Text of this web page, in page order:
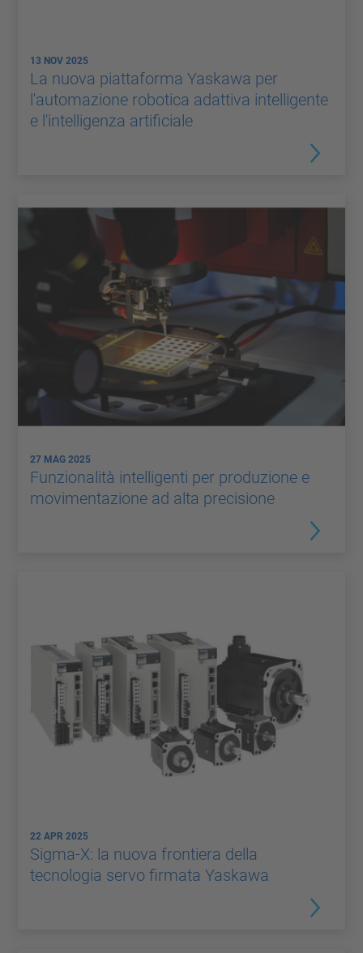
13 NOV 2025
La nuova piattaforma Yaskawa per
l'automazione robotica adattiva intelligente
e l'intelligenza artificiale
27 MAG 2025
Funzionalità intelligenti per produzione e
movimentazione ad alta precisione
22 APR 2025
Sigma-X: la nuova frontiera della
tecnologia servo firmata Yaskawa